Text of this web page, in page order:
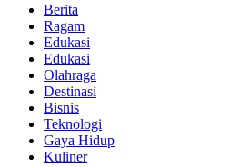
Berita
Ragam
Edukasi
Edukasi
Olahraga
Destinasi
Bisnis
Teknologi
Gaya Hidup
Kuliner